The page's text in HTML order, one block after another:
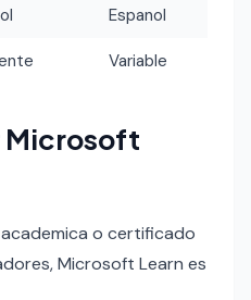
Espanol
Variable
Microsoft
o certificado
Microsoft Learn es